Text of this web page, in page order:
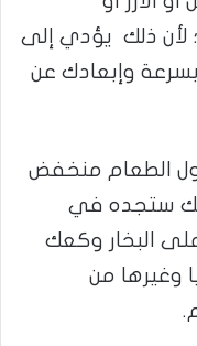
لأن ذلك يؤدي إلى
وإبعادك عن
الطعام منخفض
ستجده في
البخار وكعك
وغيرها من